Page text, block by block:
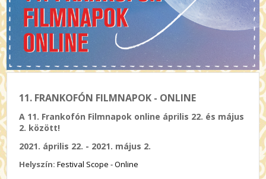
11. FRANKOFÓN FILMNAPOK - ONLINE
A 11. Frankofón Filmnapok online április 22. és május
2. között!
2021. április 22. - 2021. május 2.
Helyszín:Festival Scope - Online